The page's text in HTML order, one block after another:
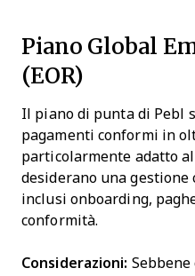
Piano Global
(EOR)
Il piano di punta di Pebl
pagamenti conformi in
particolarmente adatto
desiderano una
inclusi onboarding,
conformità.
Considerazioni: